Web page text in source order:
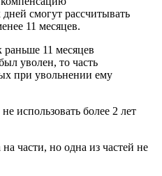
смогут рассчитывать
11 месяцев.
11 месяцев
уволен, то часть
при увольнении ему
использовать более 2 лет
части, но одна из частей не